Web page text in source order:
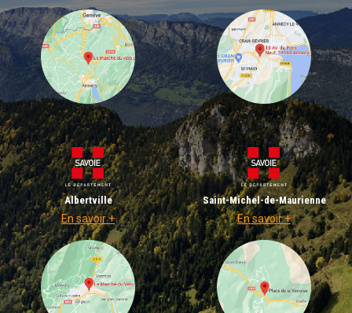
Albertville
En savoir +
Saint-Michel-de-Maurienne
En savoir +